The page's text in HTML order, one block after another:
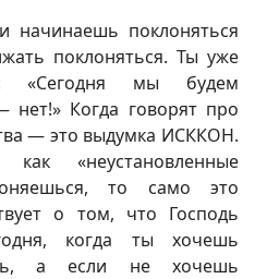
начинаешь поклоняться
поклоняться. Ты уже
«Сегодня мы будем
нет!» Когда говорят про
— это выдумка ИСККОН.
«неустановленные
то само это
о том, что Господь
когда ты хочешь
а если не хочешь